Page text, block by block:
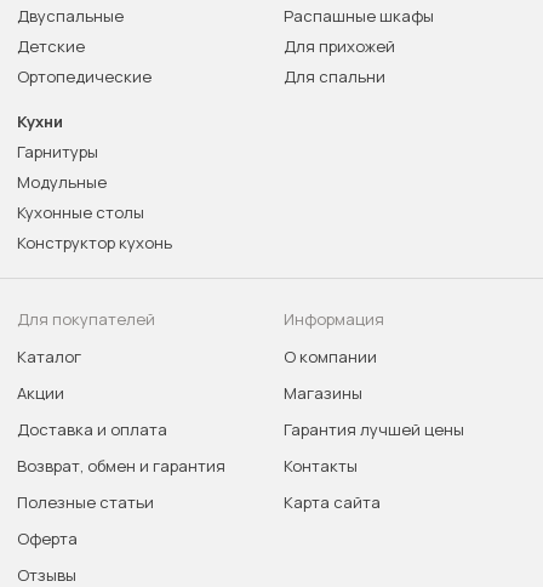
Двуспальные
Детские
Ортопедические
Распашные шкафы
Для прихожей
Для спальни
Кухни
Гарнитуры
Модульные
Кухонные столы
Конструктор кухонь
Для покупателей
Каталог
Акции
Доставка и оплата
Возврат, обмен и гарантия
Полезные статьи
Оферта
Отзывы
Информация
О компании
Магазины
Гарантия лучшей цены
Контакты
Карта сайта